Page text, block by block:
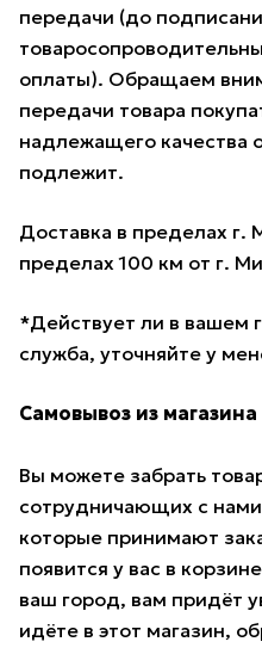
передачи (до
оплаты). Обращаем
передачи товара
надлежащего качества
подлежит.
Доставка в пределах г.
пределах 100 км от г.
*Действует ли в вашем
служба, уточняйте у
Самовывоз из магазина
Вы можете забрать
сотрудничающих с
которые принимают
появится у вас в
ваш город, вам придёт
идёте в этот магазин,